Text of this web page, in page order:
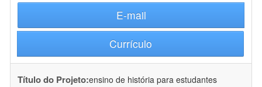
E-mail
Currículo
Título do Projeto:ensino de história para estudantes